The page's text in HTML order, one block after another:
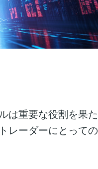
は重要な役割を果た
レーダーにとっての